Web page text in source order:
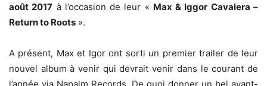
août 2017 à l’occasion de leur « Max & Iggor Cavalera –
Return to Roots ».
A présent, Max et Igor ont sorti un premier trailer de leur
nouvel album à venir qui devrait venir dans le courant de